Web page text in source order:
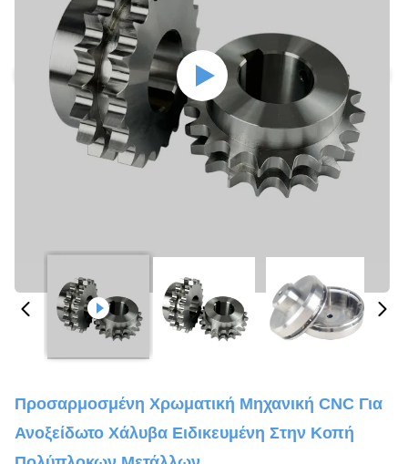
Προσαρμοσμένη Χρωματική Μηχανική CNC Για
Ανοξείδωτο Χάλυβα Ειδικευμένη Στην Κοπή